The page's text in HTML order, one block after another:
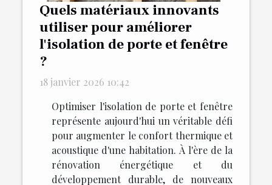
Quels matériaux innovants
utiliser pour améliorer
l'isolation de porte et fenêtre
?
18 janvier 2026 10:42
Optimiser l'isolation de porte et fenêtre
représente aujourd'hui un véritable défi
pour augmenter le confort thermique et
acoustique d'une habitation. À l'ère de la
rénovation énergétique et du
développement durable, de nouveaux